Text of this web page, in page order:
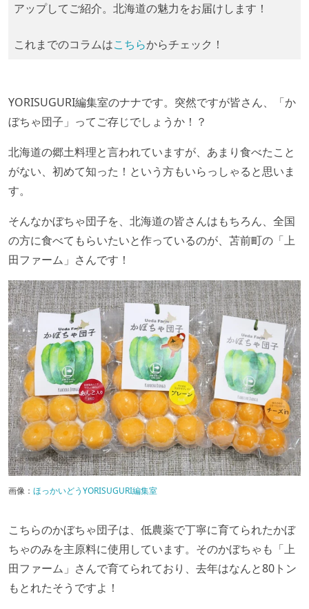
アップしてご紹介。北海道の魅力をお届けします！
これまでのコラムはこちらからチェック！
YORISUGURI編集室のナナです。突然ですが皆さん、「か
ぼちゃ団子」ってご存じでしょうか！？
北海道の郷土料理と言われていますが、あまり食べたこと
がない、初めて知った！という方もいらっしゃると思いま
す。
そんなかぼちゃ団子を、北海道の皆さんはもちろん、全国
の方に食べてもらいたいと作っているのが、苫前町の「上
田ファーム」さんです！
画像： ほっかいどうYORISUGURI編集室
こちらのかぼちゃ団子は、低農薬で丁寧に育てられたかぼ
ちゃのみを主原料に使用しています。そのかぼちゃも「上
田ファーム」さんで育てられており、去年はなんと80トン
もとれたそうですよ！